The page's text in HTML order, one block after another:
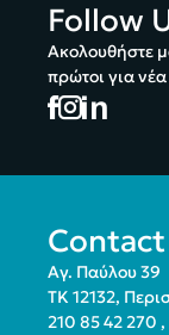
Follow
Ακολουθήστε
πρώτοι για νέα
Αγ. Παύλου 39
ΤΚ 12132,
210 85 42 270 ,